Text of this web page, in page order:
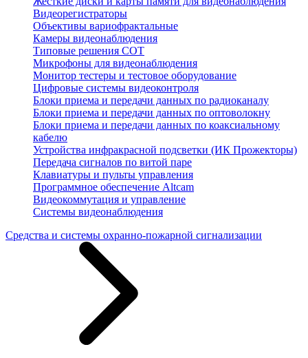
Видеорегистраторы
Объективы вариофрактальные
Камеры видеонаблюдения
Типовые решения СОТ
Микрофоны для видеонаблюдения
Монитор тестеры и тестовое оборудование
Цифровые системы видеоконтроля
Блоки приема и передачи данных по радиоканалу
Блоки приема и передачи данных по оптоволокну
Блоки приема и передачи данных по коаксиальному
кабелю
Устройства инфракрасной подсветки (ИК Прожекторы)
Передача сигналов по витой паре
Клавиатуры и пульты управления
Программное обеспечение Altcam
Видеокоммутация и управление
Системы видеонаблюдения
Средства и системы охранно-пожарной сигнализации